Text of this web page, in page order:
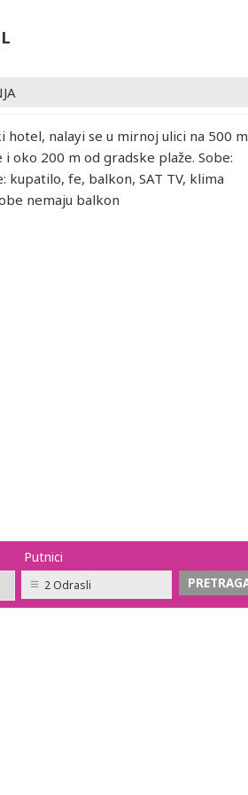
hotel, nalayi se u mirnoj ulici na 500 m
oko 200 m od gradske plaže. Sobe:
kupatilo, fe, balkon, SAT TV, klima
nemaju balkon
Putnici
2 Odrasli